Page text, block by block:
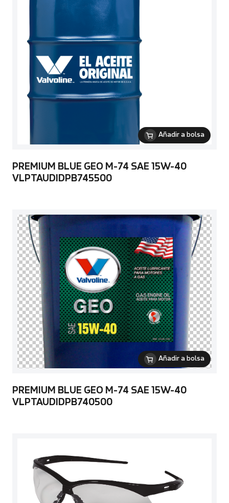
Añadir a bolsa
PREMIUM BLUE GEO M-74 SAE 15W-40
VLPTAUDIDPB745500
Añadir a bolsa
PREMIUM BLUE GEO M-74 SAE 15W-40
VLPTAUDIDPB740500